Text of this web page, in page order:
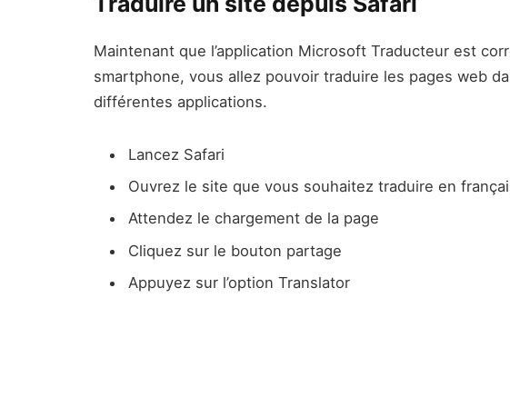
Maintenant que l’application Microsoft Traducteur est
smartphone, vous allez pouvoir traduire les pages web
différentes applications.
Lancez Safari
Ouvrez le site que vous souhaitez traduire en
Attendez le chargement de la page
Cliquez sur le bouton partage
Appuyez sur l’option Translator